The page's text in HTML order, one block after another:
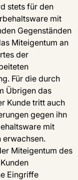
stets für den
mit
Gegenständen
Miteigentum an
der
Für die durch
Übrigen das
Kunde tritt auch
gegen ihn
mit
erwachsen.
Miteigentum des
Eingriffe